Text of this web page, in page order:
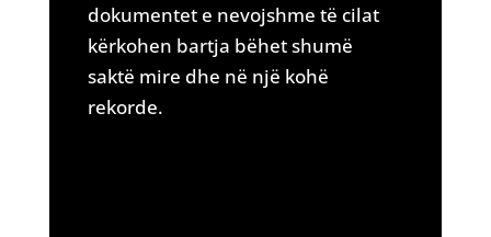
dokumentet e nevojshme të cilat
kërkohen bartja bëhet shumë
saktë mire dhe në një kohë
rekorde.